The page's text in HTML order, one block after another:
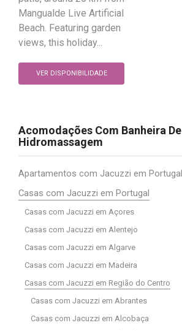
Mangualde Live Artificial
Beach. Featuring garden
views, this holiday...
VER DISPONIBILIDADE
Acomodações Com Banheira De
Hidromassagem
Apartamentos com Jacuzzi em Portugal
Casas com Jacuzzi em Portugal
Casas com Jacuzzi em Açores
Casas com Jacuzzi em Alentejo
Casas com Jacuzzi em Algarve
Casas com Jacuzzi em Madeira
Casas com Jacuzzi em Região do Centro
Casas com Jacuzzi em Abrantes
Casas com Jacuzzi em Alcobaça